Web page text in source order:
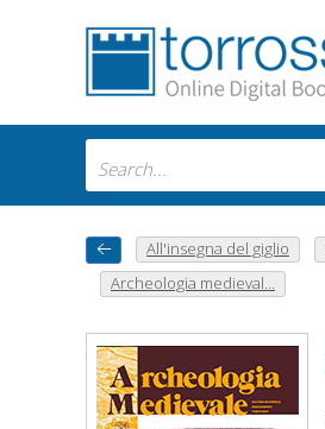
All'insegna del giglio
Archeologia medieval...